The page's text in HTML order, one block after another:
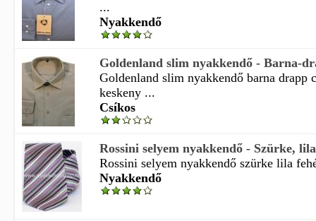
...
Nyakkendő
Goldenland slim nyakkendő - Barna-
Goldenland slim nyakkendő barna drapp
keskeny ...
Csíkos
Rossini selyem nyakkendő - Szürke,
Rossini selyem nyakkendő szürke lila
Nyakkendő